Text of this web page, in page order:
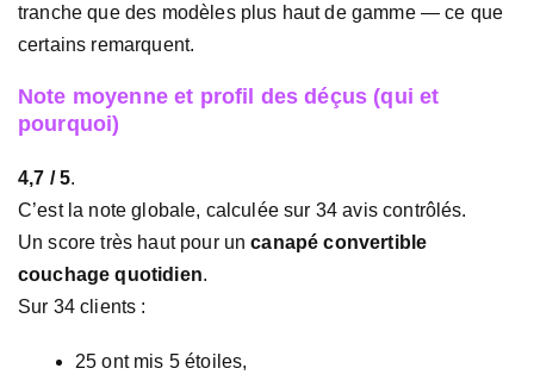
tranche que des modèles plus haut de gamme — ce que
certains remarquent.
Note moyenne et profil des déçus (qui et
pourquoi)
4,7 / 5.
C’est la note globale, calculée sur 34 avis contrôlés.
Un score très haut pour uncanapé convertible
couchage quotidien.
Sur 34 clients :
25 ont mis 5 étoiles,